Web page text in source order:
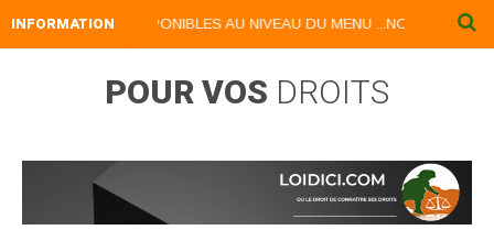
INFORMATIONDISPONIBLES AU NIVEAU DU MENU ...NOS LIVRES
POUR VOS DROITS